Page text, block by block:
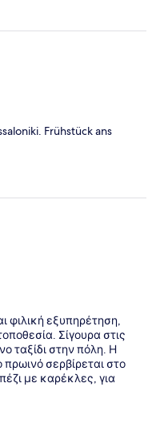
καφετέρια απέναντι
από έκπτωση. Black list
γύρω. Στη ίδια
!!!
Frühstück ans
φιλική εξυπηρέτηση,
Σίγουρα στις
ταξίδι στην πόλη. Η
σερβίρεται στο
με καρέκλες, για
πρωινού!